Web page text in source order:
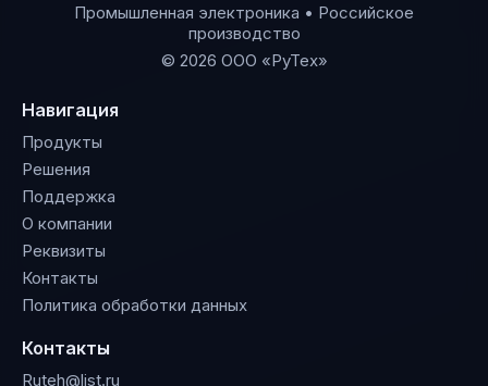
Промышленная электроника • Российское
производство
© 2026 ООО «РуТех»
Навигация
Продукты
Решения
Поддержка
О компании
Реквизиты
Контакты
Политика обработки данных
Контакты
Ruteh@list.ru